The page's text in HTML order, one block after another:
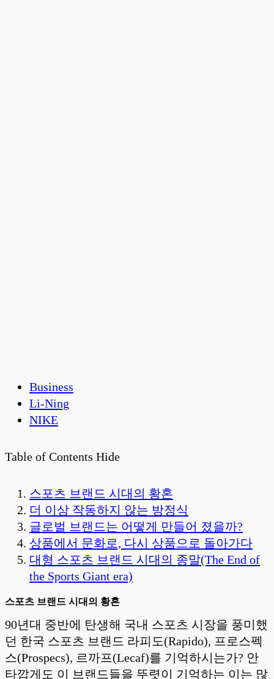
Business
Li-Ning
NIKE
Table of Contents Hide
스포츠 브랜드 시대의 황혼
더 이상 작동하지 않는 방정식
글로벌 브랜드는 어떻게 만들어 졌을까?
상품에서 문화로, 다시 상품으로 돌아가다
대형 스포츠 브랜드 시대의 종말(The End of
the Sports Giant era)
스포츠 브랜드 시대의 황혼
90년대 중반에 탄생해 국내 스포츠 시장을 풍미했
던 한국 스포츠 브랜드 라피도(Rapido), 프로스펙
스(Prospecs), 르까프(Lecaf)를 기억하시는가? 안
타깝게도 이 브랜드들을 뚜렷이 기억하는 이는 많